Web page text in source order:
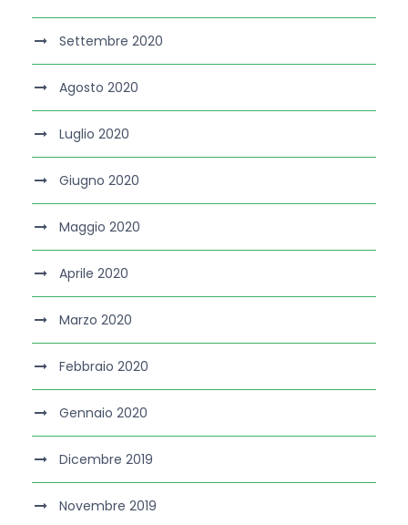
Settembre 2020
Agosto 2020
Luglio 2020
Giugno 2020
Maggio 2020
Aprile 2020
Marzo 2020
Febbraio 2020
Gennaio 2020
Dicembre 2019
Novembre 2019